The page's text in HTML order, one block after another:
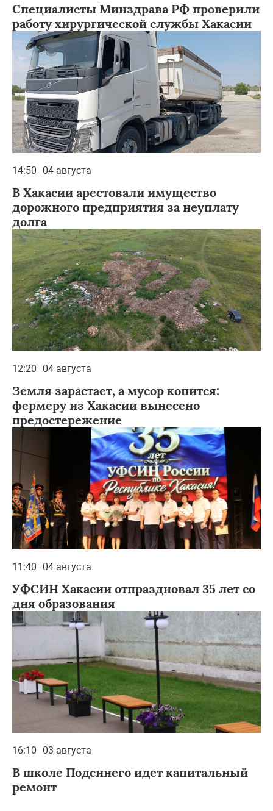
Специалисты Минздрава РФ проверили
работу хирургической службы Хакасии
14:50 04 августа
В Хакасии арестовали имущество
дорожного предприятия за неуплату
долга
12:20 04 августа
Земля зарастает, а мусор копится:
фермеру из Хакасии вынесено
предостережение
11:40 04 августа
УФСИН Хакасии отпраздновал 35 лет со
дня образования
16:10 03 августа
В школе Подсинего идет капитальный
ремонт